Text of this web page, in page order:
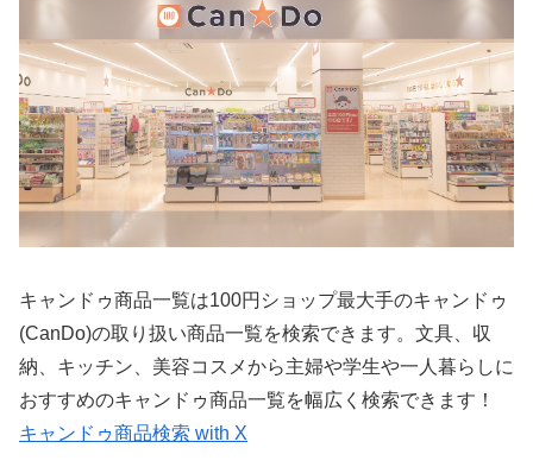
キャンドゥ商品一覧は100円ショップ最大手のキャンドゥ
(CanDo)の取り扱い商品一覧を検索できます。文具、収
納、キッチン、美容コスメから主婦や学生や一人暮らしに
おすすめのキャンドゥ商品一覧を幅広く検索できます！
キャンドゥ商品検索 with X